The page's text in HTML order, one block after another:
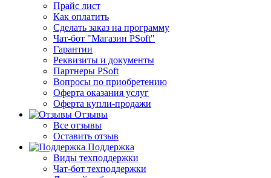
Прайс лист
Как оплатить
Сделать заказ на программу
Чат-бот "Магазин PSoft"
Гарантии
Реквизиты и документы
Партнеры PSoft
Вопросы по приобретению
Оферта оказания услуг
Оферта купли-продажи
Отзывы
Все отзывы
Оставить отзыв
Поддержка
Виды техподдержки
Чат-бот техподдержки